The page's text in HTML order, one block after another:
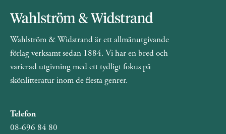
Wahlström & Widstrand är ett allmänutgivande
förlag verksamt sedan 1884. Vi har en bred och
varierad utgivning med ett tydligt fokus på
skönlitteratur inom de flesta genrer.
Telefon
08-696 84 80